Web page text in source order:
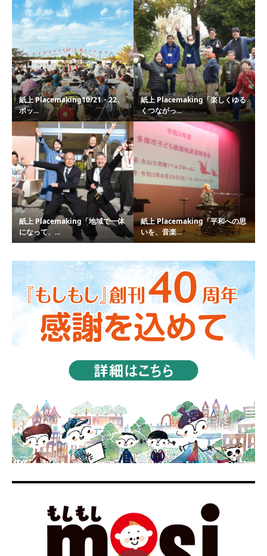
紙上 Placemaking10/21・22、
ポッ...
紙上 Placemaking「楽しくゆる
くつながっ...
紙上 Placemaking「地域で一体
になって、...
紙上 Placemaking「平和への思
いを、音楽...